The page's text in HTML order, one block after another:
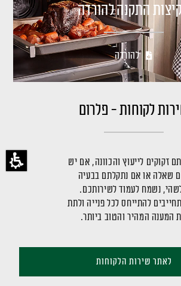
התקנה להורדה
להורדה
לקוחות - פלרום
זקוקים לייעוץ והכוונה, אם יש
שאלה או אם נתקלתם בבעיה
נשמח לעמוד לשירותכם.
להתייחס לכל פנייה ולתת
המענה המהיר והטוב ביותר.
לאתר שירות הלקוחות